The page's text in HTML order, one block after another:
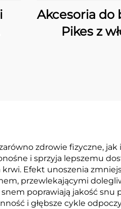
Akcesoria do
Pikes z
zdrowie fizyczne, jak
i sprzyja lepszemu
Efekt unoszenia
przewlekającymi
poprawiają jakość snu
i głębsze cykle